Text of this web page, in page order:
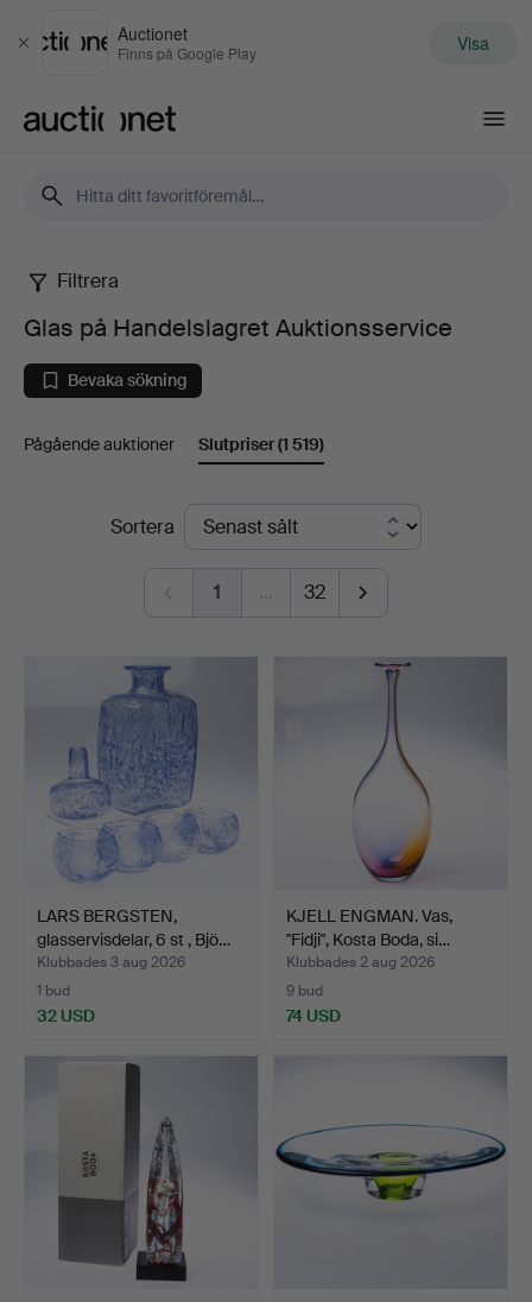
Stäng
Auctionet
Finns på Google Play Visa
Glas
på
Handelslagret
Auktionsservice
Filtrera
Glas på Handelslagret Auktionsservice
Bevaka sökning
Pågående auktioner Slutpriser(1 519)
SlutpriserSortera
1 … 32
LARS BERGSTEN,
glasservisdelar, 6 st , Bjö…
Klubbades 3 aug 2026
1 bud
32 USD
KJELL ENGMAN. Vas,
"Fidji", Kosta Boda, si…
Klubbades 2 aug 2026
9 bud
74 USD